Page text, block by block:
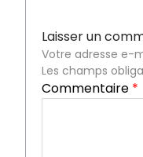
Laisser un
Votre adresse e-
Les champs
Commentaire *